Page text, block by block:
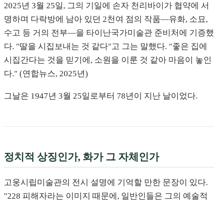
2025년 3월 25일, 그의 기일에 손자 천리바이가 협약에 서
명하며 다락방에 남아 있던 2천여 점의 작품—유화, 소묘,
수고 등 거의 전부—을 타이난국가미술관 준비처에 기증했
다. "딸을 시집보내는 것 같다"고 그는 말했다. "좋은 집에
시집간다는 것을 믿기에, 소원을 이룬 것 같아 마음이 놓인
다." (연합뉴스, 2025년)
그날은 1947년 3월 25일로부터 78년이 지난 날이었다.
정치적 상징인가, 화가 그 자체인가
고웅시립미술관의 전시 설명에 기억할 만한 문장이 있다.
"228 피해자라는 이미지 때문에, 일반인들은 그의 예술적